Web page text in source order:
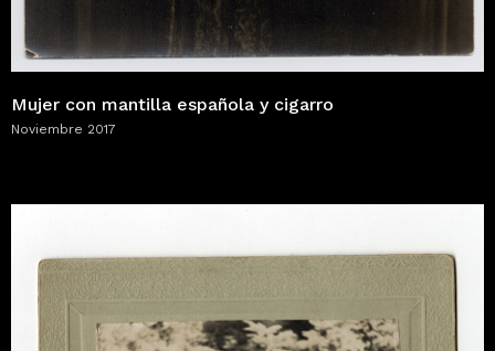
Mujer con mantilla española y cigarro
Noviembre 2017